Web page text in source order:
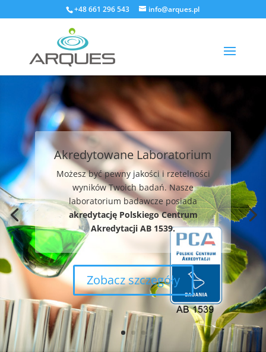
+48 661 296 543 info@arques.pl
Akredytowane Laboratorium
Możesz być pewny jakości i rzetelności
wyników Twoich badań. Nasze
laboratorium badawcze posiada
akredytację Polskiego Centrum
Akredytacji AB 1539.
Zobacz szczegóły